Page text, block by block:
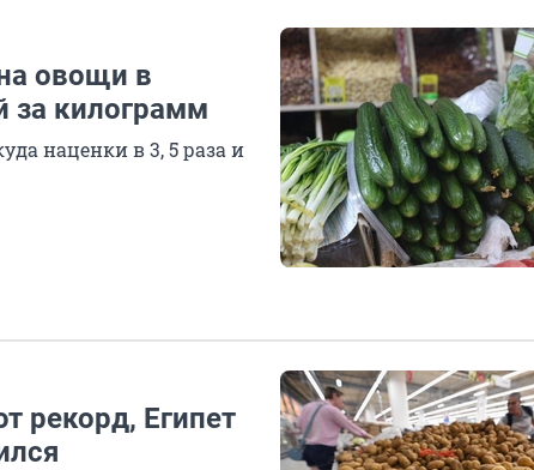
овощи в
за килограмм
наценки в 3, 5 раза и
рекорд, Египет